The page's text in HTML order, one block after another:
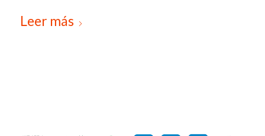
Leer más